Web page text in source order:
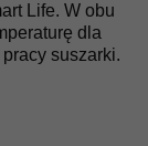
Life. W obu
dla
suszarki.